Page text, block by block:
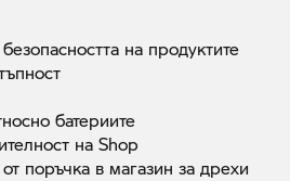
на продуктите
батериите
наShop
поръчка в магазин задрехи